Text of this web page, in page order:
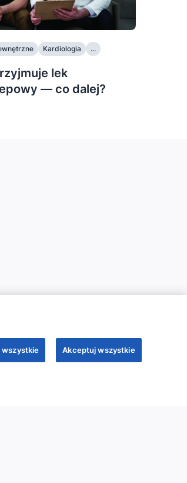
Kardiologia ...
lek
— co dalej?
wszystkie Akceptuj wszystkie